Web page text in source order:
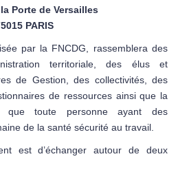
Porte de Versailles
PARIS
par la FNCDG, rassemblera des
territoriale, des élus et
de Gestion, des collectivités, des
de ressources ainsi que la
que toute personne ayant des
de la santé sécurité au travail.
est d’échanger autour de deux